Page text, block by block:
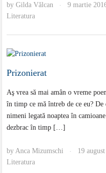
byGilda Vălcan · 9 martie
Literatura
Prizonierat
Aş vrea să mai amân o vreme
în timp ce mă întreb de ce eu? De
nimeni legată noaptea în
dezbrac în timp […]
by Anca Mizumschi · 19
Literatura